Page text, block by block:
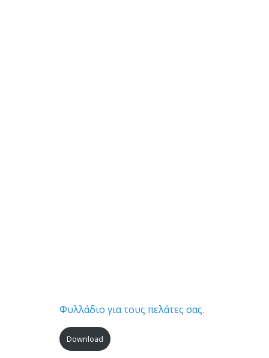
Φυλλάδιο για τους πελάτες σας.
Download